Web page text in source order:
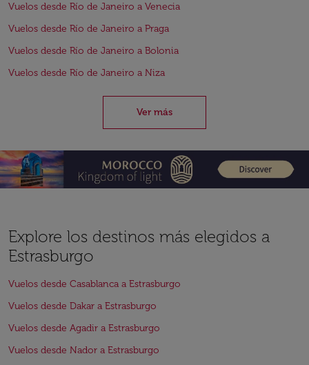
Vuelos desde Río de Janeiro a Venecia
Vuelos desde Río de Janeiro a Praga
Vuelos desde Río de Janeiro a Bolonia
Vuelos desde Río de Janeiro a Niza
Ver más
Explore los destinos más elegidos a
Estrasburgo
Vuelos desde Casablanca a Estrasburgo
Vuelos desde Dakar a Estrasburgo
Vuelos desde Agadir a Estrasburgo
Vuelos desde Nador a Estrasburgo